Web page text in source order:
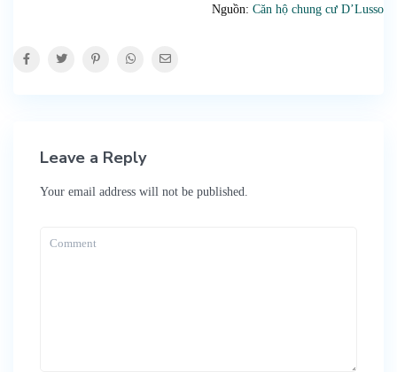
Nguồn: Căn hộ chung cư D’Lusso
Leave a Reply
Your email address will not be published.